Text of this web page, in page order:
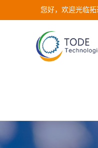
您好，欢迎光临拓